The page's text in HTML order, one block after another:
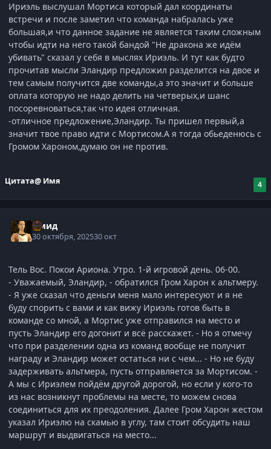
Ириэль выслушал Мортиса который дал координаты
встречи и после заметил что команда набралась уже
большая,и что данное задание не является таким сложным
чтобы идти на него такой бандой "Не дракона же идём
убивать" сказал у себя в мыслях Ириэль. И тут как будто
прочитав мысли Эландир предложил разделится на двое и
тем самым получится две команды,а это значит и больше
оплата которую не надо делить на четверых,и шанс
посоревноваться,так что идея отличная.
-отличное предложение,Эландир. Ты пришел первый,а
значит твое право идти с Мортисом.А я тогда обьеденюсь с
Громом Хароном,думаю он не против.
Цитата@ Имя 4
Омид
30 октября, 202530 окт
Тель Вос. Покои Ариона. Утро. 1-й игровой день. 06-00.
- Уважаемый, Эландир, - обратился Гром Харон к альтмеру.
- Я уже сказал что деньги меня мало интересуют и я не
буду спорить с вами и как вижу Ириэль готов быть в
команде со мной, а Мортис уже отправился на место и
пусть Эландир его догонит и всё расскажет. - Но я отмечу
что при разделении одна из команд вообще не получит
награду и Эландир может остаться ни с чем... - Но не буду
задерживать альтмера, пусть отправляется за Мортисом. -
А мы с Ириэлем пойдём другой дорогой, но если у кого-то
из нас возникнут проблемы на месте, то можем снова
соединиться для их преодоления. Далее Гром Харон жестом
указал Ириэлю на скамью в углу, там стоит обсудить наш
маршрут и выдвигаться на место...